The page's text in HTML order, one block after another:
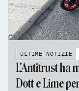
ULTIME NOTIZIE
L'Antitrust ha
Dott e Lime